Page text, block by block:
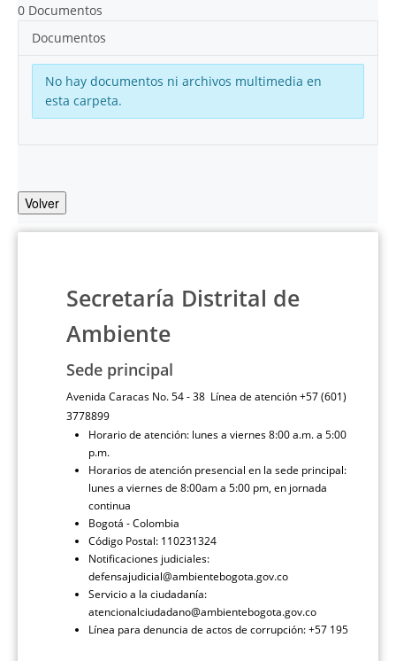
0 Documentos
Documentos
No hay documentos ni archivos multimedia en
esta carpeta.
Volver
Secretaría Distrital de
Ambiente
Sede principal
Avenida Caracas No. 54 - 38 Línea de atención +57 (601)
3778899
Horario de atención: lunes a viernes 8:00 a.m. a 5:00
p.m.
Horarios de atención presencial en la sede principal:
lunes a viernes de 8:00am a 5:00 pm, en jornada
continua
Bogotá - Colombia
Código Postal: 110231324
Notificaciones judiciales:
defensajudicial@ambientebogota.gov.co
Servicio a la ciudadanía:
atencionalciudadano@ambientebogota.gov.co
Línea para denuncia de actos de corrupción: +57 195